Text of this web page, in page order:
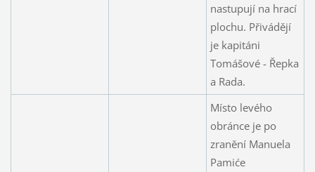
nastupují na hrací
plochu. Přivádějí
je kapitáni
Tomášové - Řepka
a Rada.
Místo levého
obránce je po
zranění Manuela
Pamiće